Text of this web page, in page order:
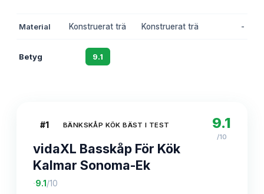
Material Konstruerat trä Konstruerat trä -
Betyg 9.1
#1 BÄNKSKÅP KÖK BÄST I TEST
vidaXL Basskåp För Kök
Kalmar Sonoma-Ek
·9.1 /10
9.1
/10